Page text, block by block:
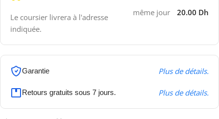
Le coursier livrera à l'adresse
indiquée.
même jour 20.00 Dh
Garantie Plus de détails.
Retours gratuits sous 7 jours. Plus de détails.